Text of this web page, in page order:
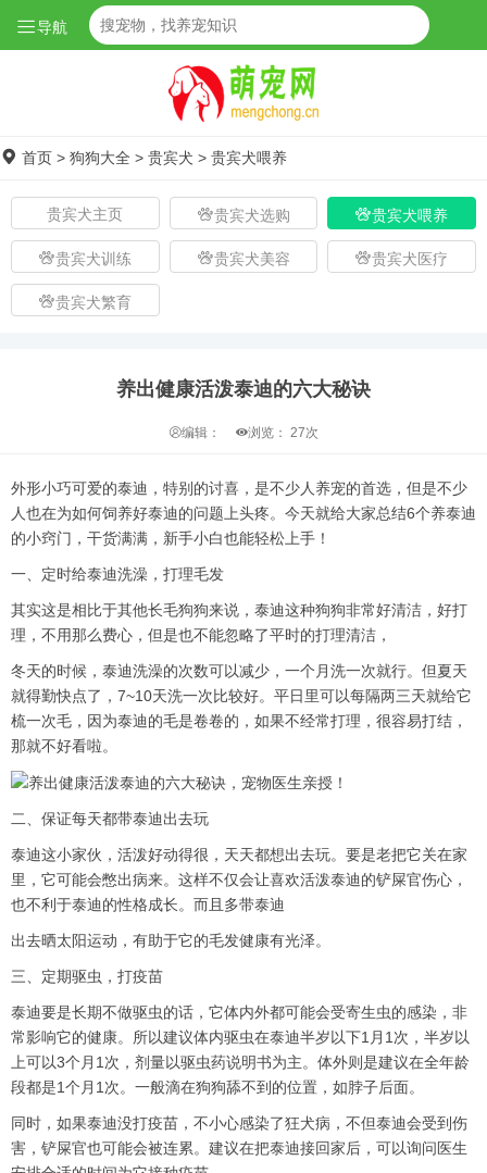
导航
首页 > 狗狗大全 > 贵宾犬 > 贵宾犬喂养
贵宾犬主页 贵宾犬选购 贵宾犬喂养
贵宾犬训练 贵宾犬美容 贵宾犬医疗
贵宾犬繁育
养出健康活泼泰迪的六大秘诀
编辑： 浏览： 27次
外形小巧可爱的泰迪，特别的讨喜，是不少人养宠的首选，但是不少
人也在为如何饲养好泰迪的问题上头疼。今天就给大家总结6个养泰迪
的小窍门，干货满满，新手小白也能轻松上手！
一、定时给泰迪洗澡，打理毛发
其实这是相比于其他长毛狗狗来说，泰迪这种狗狗非常好清洁，好打
理，不用那么费心，但是也不能忽略了平时的打理清洁，
冬天的时候，泰迪洗澡的次数可以减少，一个月洗一次就行。但夏天
就得勤快点了，7~10天洗一次比较好。平日里可以每隔两三天就给它
梳一次毛，因为泰迪的毛是卷卷的，如果不经常打理，很容易打结，
那就不好看啦。
二、保证每天都带泰迪出去玩
泰迪这小家伙，活泼好动得很，天天都想出去玩。要是老把它关在家
里，它可能会憋出病来。这样不仅会让喜欢活泼泰迪的铲屎官伤心，
也不利于泰迪的性格成长。而且多带泰迪
出去晒太阳运动，有助于它的毛发健康有光泽。
三、定期驱虫，打疫苗
泰迪要是长期不做驱虫的话，它体内外都可能会受寄生虫的感染，非
常影响它的健康。所以建议体内驱虫在泰迪半岁以下1月1次，半岁以
上可以3个月1次，剂量以驱虫药说明书为主。体外则是建议在全年龄
段都是1个月1次。一般滴在狗狗舔不到的位置，如脖子后面。
同时，如果泰迪没打疫苗，不小心感染了狂犬病，不但泰迪会受到伤
害，铲屎官也可能会被连累。建议在把泰迪接回家后，可以询问医生